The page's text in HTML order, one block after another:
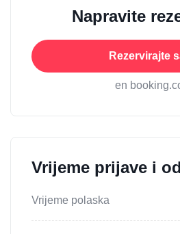
Napravite
Rezervirajte
en
Vrijeme prijave i
Vrijeme polaska